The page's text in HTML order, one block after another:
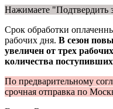
Нажимаете "Подтвердить
Срок обработки
рабочих дня. В сезон
увеличен от трех
количества поступивших
По предварительному
срочная отправка по